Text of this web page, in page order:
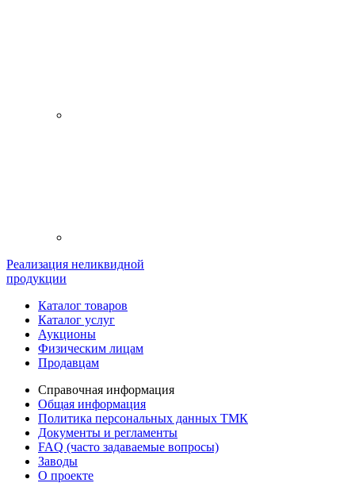
Реализация неликвидной
продукции
Каталог товаров
Каталог услуг
Аукционы
Физическим лицам
Продавцам
Справочная информация
Общая информация
Политика персональных данных ТМК
Документы и регламенты
FAQ (часто задаваемые вопросы)
Заводы
О проекте